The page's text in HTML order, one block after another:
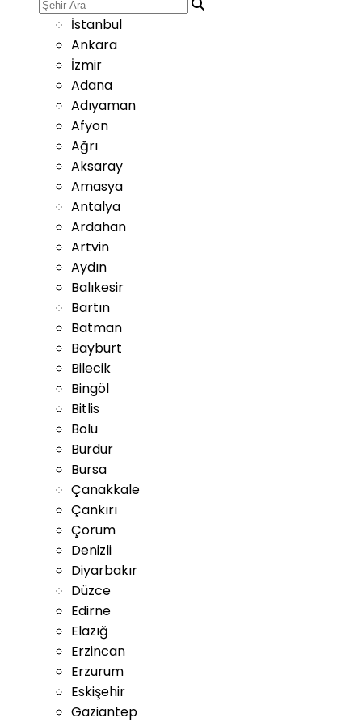
İstanbul
Ankara
İzmir
Adana
Adıyaman
Afyon
Ağrı
Aksaray
Amasya
Antalya
Ardahan
Artvin
Aydın
Balıkesir
Bartın
Batman
Bayburt
Bilecik
Bingöl
Bitlis
Bolu
Burdur
Bursa
Çanakkale
Çankırı
Çorum
Denizli
Diyarbakır
Düzce
Edirne
Elazığ
Erzincan
Erzurum
Eskişehir
Gaziantep